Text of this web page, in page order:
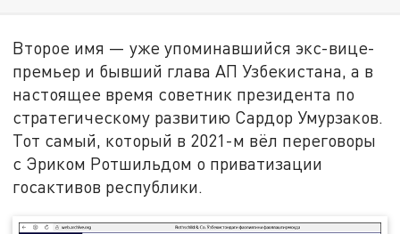
Второе имя — уже упоминавшийся экс-вице-
премьер и бывший глава АП Узбекистана, а в
настоящее время советник президента по
стратегическому развитию Сардор Умурзаков.
Тот самый, который в 2021-м вёл переговоры
с Эриком Ротшильдом о приватизации
госактивов республики.